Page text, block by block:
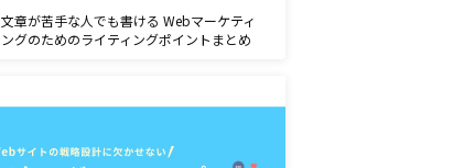
文章が苦手な人でも書ける Webマーケティ
ングのためのライティングポイントまとめ